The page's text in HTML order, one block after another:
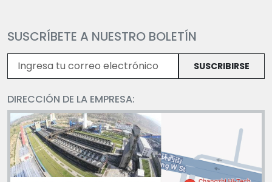
SUSCRÍBETE A NUESTRO BOLETÍN
SUSCRIBIRSE
DIRECCIÓN DE LA EMPRESA: